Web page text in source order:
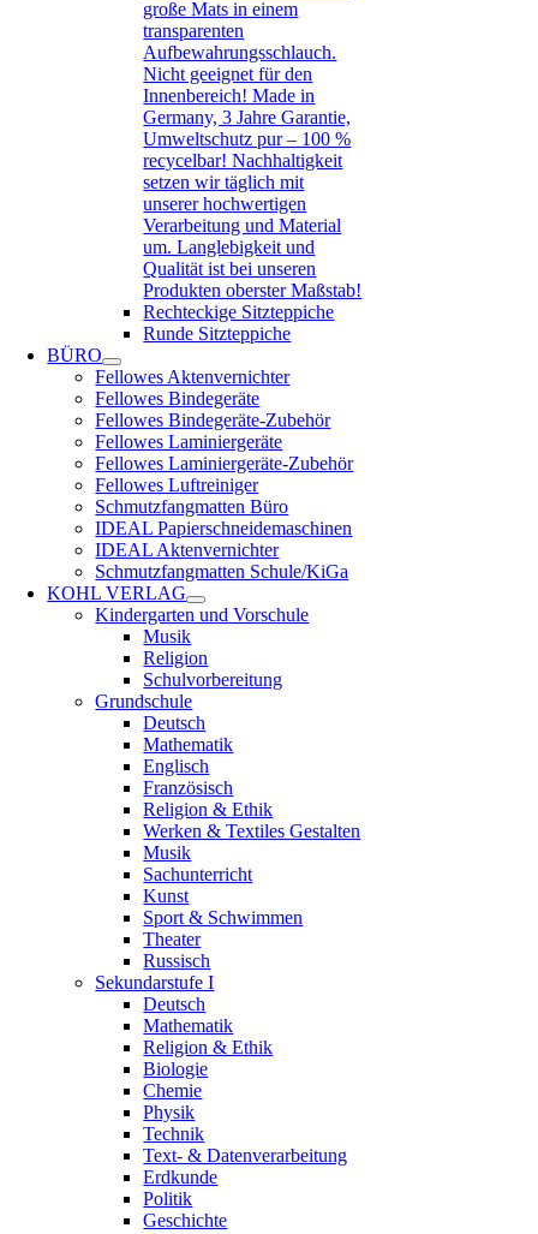
große Mats in einem
transparenten
Aufbewahrungsschlauch.
Nicht geeignet für den
Innenbereich! Made in
Germany, 3 Jahre Garantie,
Umweltschutz pur – 100 %
recycelbar! Nachhaltigkeit
setzen wir täglich mit
unserer hochwertigen
Verarbeitung und Material
um. Langlebigkeit und
Qualität ist bei unseren
Produkten oberster Maßstab!
Rechteckige Sitzteppiche
Runde Sitzteppiche
BÜRO
Fellowes Aktenvernichter
Fellowes Bindegeräte
Fellowes Bindegeräte-Zubehör
Fellowes Laminiergeräte
Fellowes Laminiergeräte-Zubehör
Fellowes Luftreiniger
Schmutzfangmatten Büro
IDEAL Papierschneidemaschinen
IDEAL Aktenvernichter
Schmutzfangmatten Schule/KiGa
KOHL VERLAG
Kindergarten und Vorschule
Musik
Religion
Schulvorbereitung
Grundschule
Deutsch
Mathematik
Englisch
Französisch
Religion & Ethik
Werken & Textiles Gestalten
Musik
Sachunterricht
Kunst
Sport & Schwimmen
Theater
Russisch
Sekundarstufe I
Deutsch
Mathematik
Religion & Ethik
Biologie
Chemie
Physik
Technik
Text- & Datenverarbeitung
Erdkunde
Politik
Geschichte